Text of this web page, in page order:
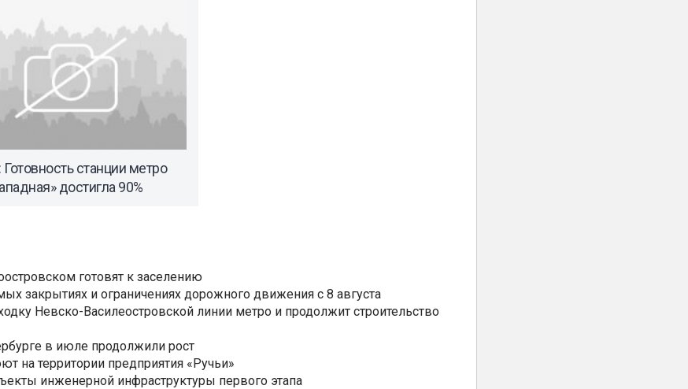
Готовность станции метро
достигла 90%
готовят к заселению
закрытиях и ограничениях дорожного движения с 8 августа
Невско-Василеостровской линии метро и продолжит строительство
в июле продолжили рост
на территории предприятия «Ручьи»
инженерной инфраструктуры первого этапа